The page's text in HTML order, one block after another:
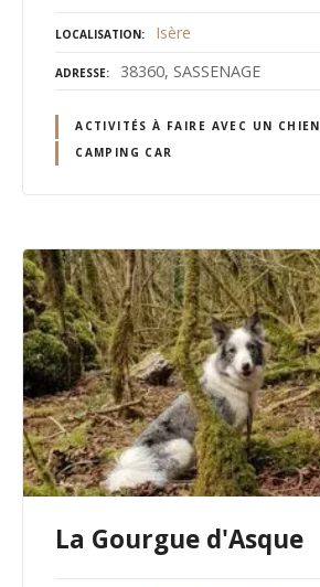
LOCALISATION Isère
ADRESSE 38360, SASSENAGE
ACTIVITÉS À FAIRE AVEC UN CHIEN
CAMPING CAR
La Gourgue d'Asque